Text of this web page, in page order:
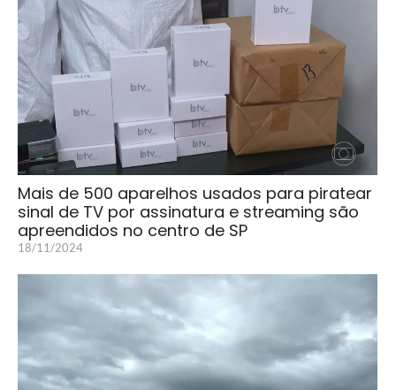
Mais de 500 aparelhos usados para piratear
sinal de TV por assinatura e streaming são
apreendidos no centro de SP
18/11/2024